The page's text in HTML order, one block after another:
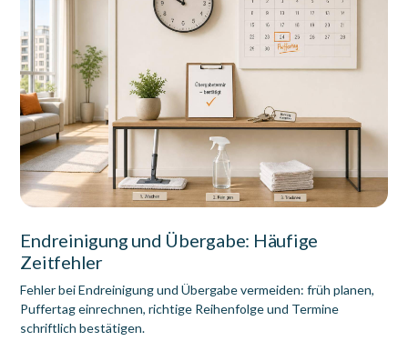
Endreinigung und Übergabe: Häufige
Zeitfehler
Fehler bei Endreinigung und Übergabe vermeiden: früh planen,
Puffertag einrechnen, richtige Reihenfolge und Termine
schriftlich bestätigen.